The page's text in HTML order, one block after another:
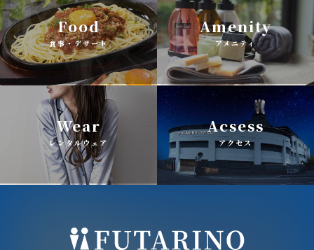
Food
食事・デザート
Amenity
アメニティ
Wear
レンタルウェア
Acsess
アクセス